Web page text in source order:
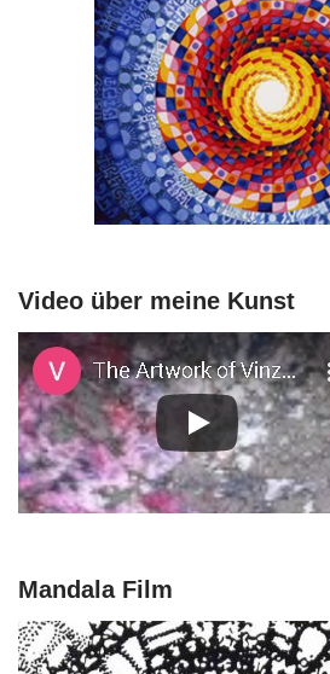
Video über meine Kunst
Mandala Film